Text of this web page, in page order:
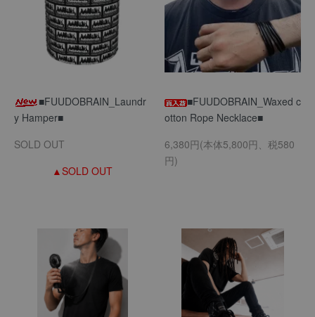
■FUUDOBRAIN_Laundr
y Hamper■
SOLD OUT
▲SOLD OUT
■FUUDOBRAIN_Waxed c
otton Rope Necklace■
6,380円(本体5,800円、税580
円)